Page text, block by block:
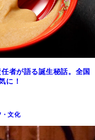
者が語る誕生秘話。全国
に！
・文化